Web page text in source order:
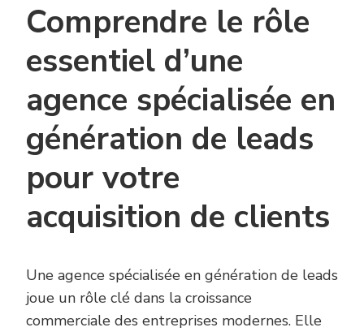
Comprendre le rôle
essentiel d’une
agence spécialisée en
génération de leads
pour votre
acquisition de clients
Une agence spécialisée en génération de leads
joue un rôle clé dans la croissance
commerciale des entreprises modernes. Elle